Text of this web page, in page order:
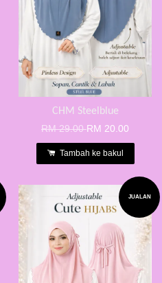
CHM Steelblue
RM 29.00RM 20.00
Tambah ke bakul
JUALAN